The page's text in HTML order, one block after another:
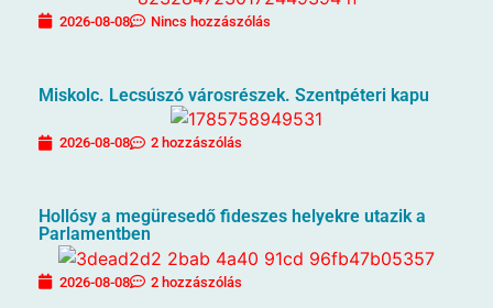
2026-08-08 Nincs hozzászólás
Miskolc. Lecsúszó városrészek. Szentpéteri kapu
2026-08-08 2 hozzászólás
Hollósy a megüresedő fideszes helyekre utazik a
Parlamentben
2026-08-08 2 hozzászólás